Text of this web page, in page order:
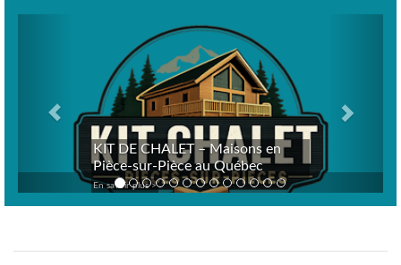
KIT DE CHALET – Maisons en
Pièce-sur-Pièce au Québec
En savoir plus >